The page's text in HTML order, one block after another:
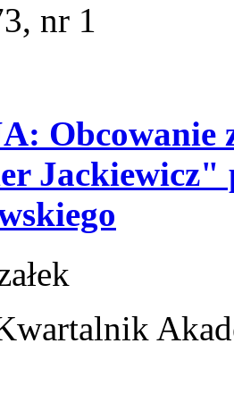
nr 1
Obcowanie